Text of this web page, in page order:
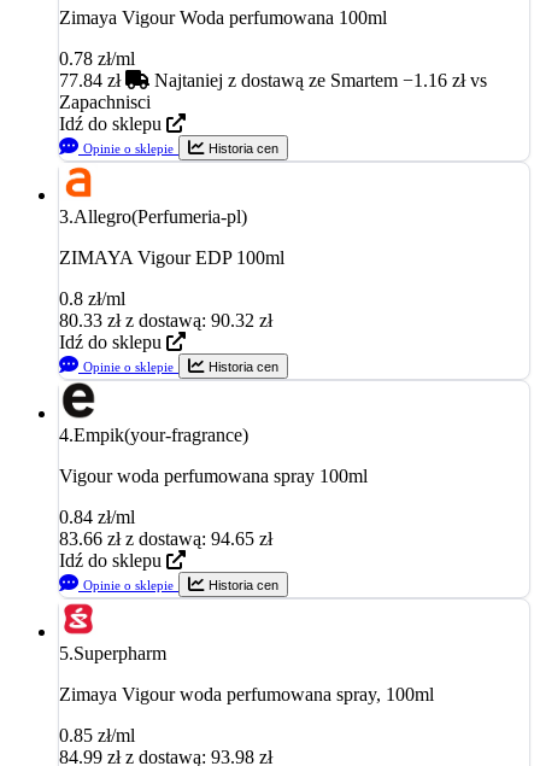
Zimaya Vigour Woda perfumowana 100ml
0.78 zł/ml
77.84 zł Najtaniej z dostawą ze Smartem −1.16 zł vs
Zapachnisci
Idź do sklepu
Opinie o sklepie Historia cen
3.Allegro(Perfumeria-pl)
ZIMAYA Vigour EDP 100ml
0.8 zł/ml
80.33 zł z dostawą: 90.32 zł
Idź do sklepu
Opinie o sklepie Historia cen
4.Empik(your-fragrance)
Vigour woda perfumowana spray 100ml
0.84 zł/ml
83.66 zł z dostawą: 94.65 zł
Idź do sklepu
Opinie o sklepie Historia cen
5.Superpharm
Zimaya Vigour woda perfumowana spray, 100ml
0.85 zł/ml
84.99 zł z dostawą: 93.98 zł